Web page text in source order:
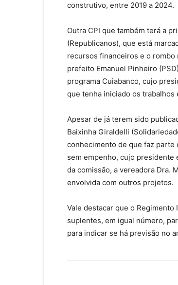
construtivo, entre 2019 a 2024.
Outra CPI que também terá a
(Republicanos), que está
recursos financeiros e o rombo
prefeito Emanuel Pinheiro
programa Cuiabanco, cujo
que tenha iniciado os trabalhos
Apesar de já terem sido
Baixinha Giraldelli
conhecimento de que faz parte
sem empenho, cujo presidente
da comissão, a vereadora Dra.
envolvida com outros projetos.
Vale destacar que o
suplentes, em igual número,
para indicar se há previsão no